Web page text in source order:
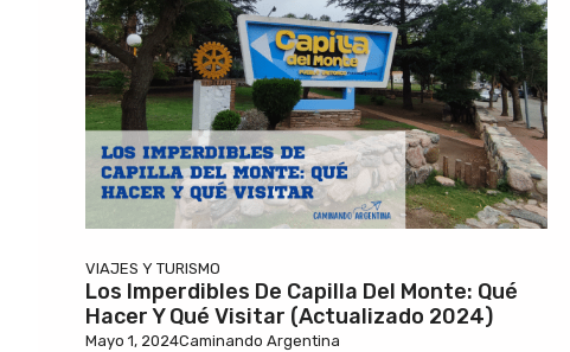
VIAJES Y TURISMO
Los Imperdibles De Capilla Del Monte: Qué
Hacer Y Qué Visitar (actualizado 2024)
Mayo 1, 2024Caminando Argentina